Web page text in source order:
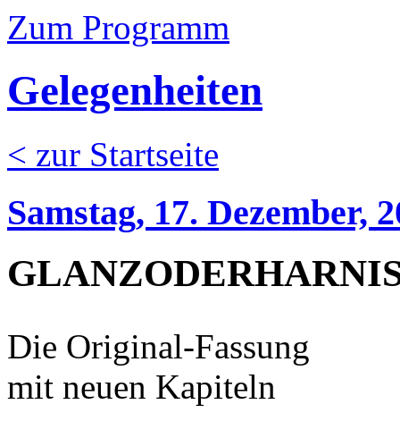
Zum Programm
Gelegenheiten
< zur Startseite
Samstag, 17. Dezember,
Die Original-Fassung
mit neuen Kapiteln